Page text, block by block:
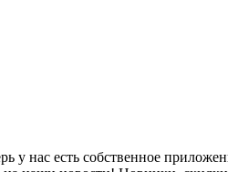
у нас есть собственное